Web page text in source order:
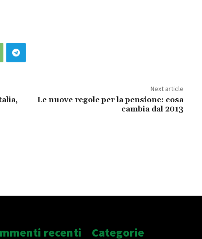
Next article
Le nuove regole per la pensione: cosa
cambia dal 2013
recenti
Categorie